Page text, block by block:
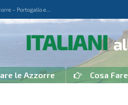
– Portogallo e...
le Azzorre Cosa Fare